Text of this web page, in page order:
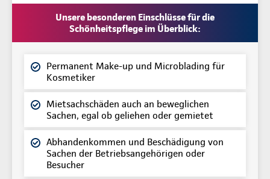
Unsere besonderen Einschlüsse für die
Schönheitspflege im Überblick:
Permanent Make-up und Microblading für
Kosmetiker
Mietsachschäden auch an beweglichen
Sachen, egal ob geliehen oder gemietet
Abhandenkommen und Beschädigung von
Sachen der Betriebsangehörigen oder
Besucher